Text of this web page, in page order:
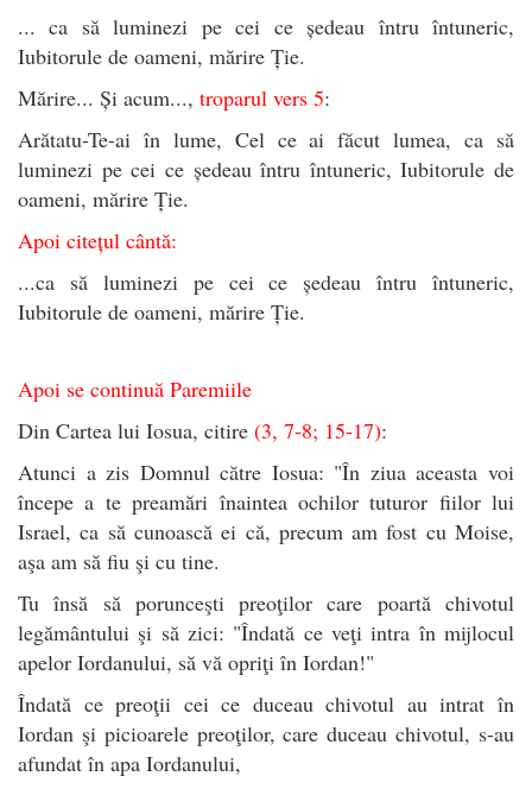
... ca să luminezi pe cei ce ședeau întru întuneric,
Iubitorule de oameni, mărire Ție.
Mărire... Și acum..., troparul vers 5:
Arătatu-Te-ai în lume, Cel ce ai făcut lumea, ca să
luminezi pe cei ce ședeau întru întuneric, Iubitorule de
oameni, mărire Ție.
Apoi citețul cântă:
...ca să luminezi pe cei ce ședeau întru întuneric,
Iubitorule de oameni, mărire Ție.
Apoi se continuă Paremiile
Din Cartea lui Iosua, citire (3, 7-8; 15-17):
Atunci a zis Domnul către Iosua: "În ziua aceasta voi
începe a te preamări înaintea ochilor tuturor fiilor lui
Israel, ca să cunoască ei că, precum am fost cu Moise,
aşa am să fiu şi cu tine.
Tu însă să porunceşti preoţilor care poartă chivotul
legământului şi să zici: "Îndată ce veţi intra în mijlocul
apelor Iordanului, să vă opriţi în Iordan!"
Îndată ce preoţii cei ce duceau chivotul au intrat în
Iordan şi picioarele preoţilor, care duceau chivotul, s-au
afundat în apa Iordanului,